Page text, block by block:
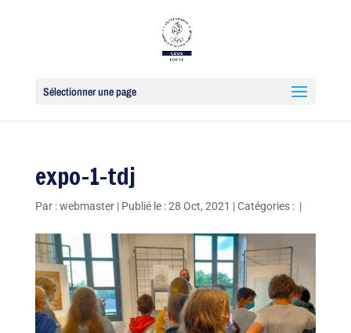
Sélectionner une page
expo-1-tdj
Par :webmaster | Publié le : 28 Oct, 2021 | Catégories : |